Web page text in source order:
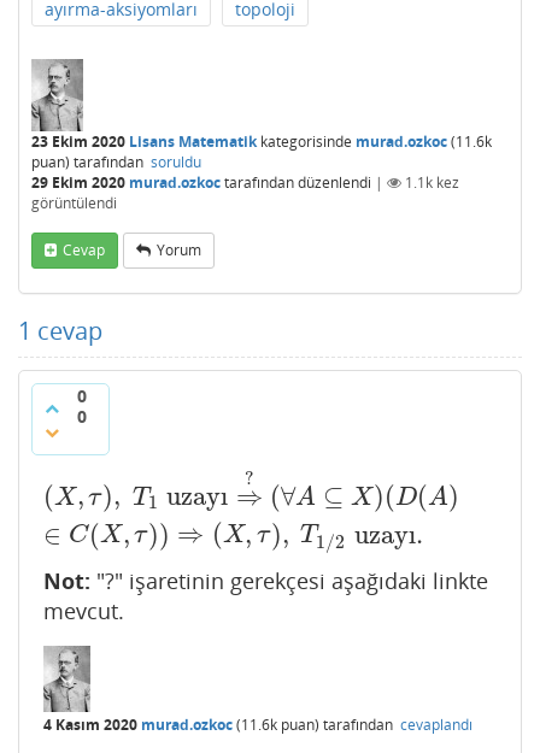
ayırma-aksiyomları topoloji
23 Ekim 2020 Lisans Matematikkategorisinde murad.ozkoc(11.6k
puan) tarafından soruldu
29 Ekim 2020 murad.ozkoctarafındandüzenlendi | 1.1k kez
görüntülendi
Cevap Yorum
1 cevap
0
0
(X, τ), T 1 uzayı ⇒
?
(∀A ⊆ X)(D(A)
∈ C(X, τ)) ⇒ (X, τ), T 1/2 uzayı.
(X,τ) T1uzayı⇒?(∀A ⊆X )(D(A ∈C(X,τ))⇒(X,τ)
Not: "?" işaretinin gerekçesi aşağıdaki linkte
mevcut.
4 Kasım 2020 murad.ozkoc(11.6k puan) tarafından cevaplandı